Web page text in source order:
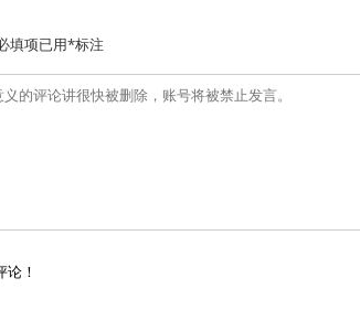
填项已用*标注
论！